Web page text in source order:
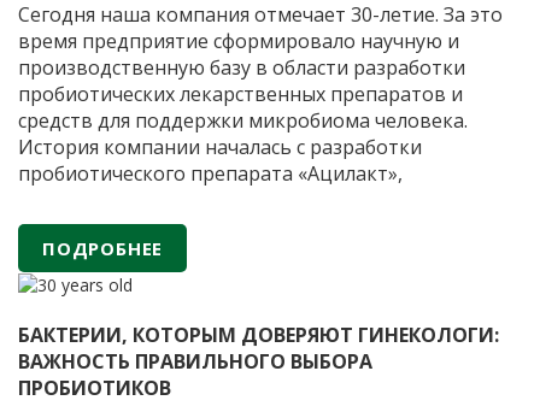
Сегодня наша компания отмечает 30-летие. За это
время предприятие сформировало научную и
производственную базу в области разработки
пробиотических лекарственных препаратов и
средств для поддержки микробиома человека.
История компании началась с разработки
пробиотического препарата «Ацилакт»,
восстановления и поддержания естественного
баланса микрофлоры. Препарат был создан на
основе научных исследований Института
«ФИРМА
«ВИТАФАРМА»
ПОДРОБНЕЕ
БАКТЕРИИ, КОТОРЫМ ДОВЕРЯЮТ ГИНЕКОЛОГИ:
ВАЖНОСТЬ ПРАВИЛЬНОГО ВЫБОРА
ПРОБИОТИКОВ